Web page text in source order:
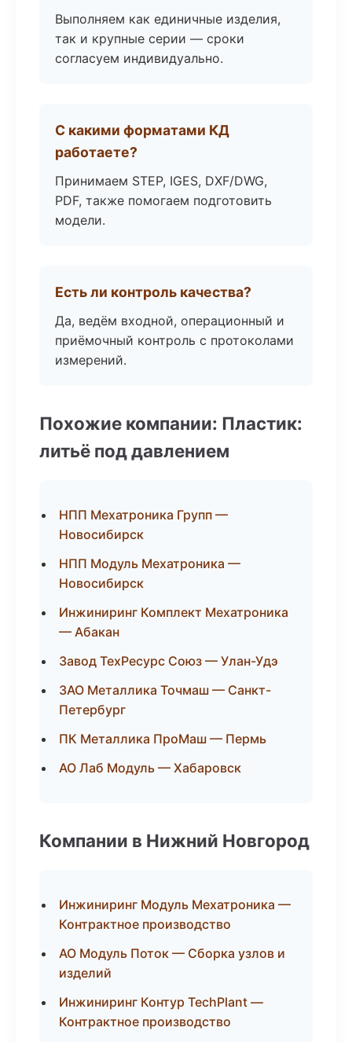
Выполняем как единичные изделия,
так и крупные серии — сроки
согласуем индивидуально.
С какими форматами КД
работаете?
Принимаем STEP, IGES, DXF/DWG,
PDF, также помогаем подготовить
модели.
Есть ли контроль качества?
Да, ведём входной, операционный и
приёмочный контроль с протоколами
измерений.
Похожие компании: Пластик:
литьё под давлением
НПП Мехатроника Групп —
Новосибирск
НПП Модуль Мехатроника —
Новосибирск
Инжиниринг Комплект Мехатроника
— Абакан
Завод ТехРесурс Союз — Улан-Удэ
ЗАО Металлика Точмаш — Санкт-
Петербург
ПК Металлика ПроМаш — Пермь
АО Лаб Модуль — Хабаровск
Компании в Нижний Новгород
Инжиниринг Модуль Мехатроника —
Контрактное производство
АО Модуль Поток — Сборка узлов и
изделий
Инжиниринг Контур TechPlant —
Контрактное производство